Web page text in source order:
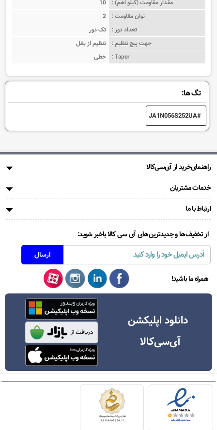
مقدار مقاومت (کیلو اهم) : 10
توان مقاومت : 2
تعداد دور : تک دور
جهت پیچ تنظیم : تنظیم از بغل
Taper :
خطی
تگ ها:
JA1N056S252UA
راهنمای‌خرید از آی‌سی‌کالا
خدمات مشتریان
ارتباط با ما
از تخفیف‌ها و جدیدترین‌های آی سی کالا باخبر شوید:
همراه ما باشید!
دانلود اپلیکشن
آی‌سی‌کالا